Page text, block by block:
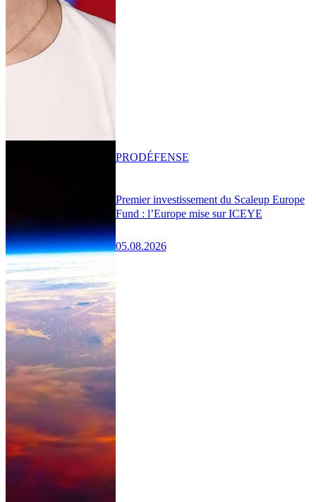
Premier investissement du Scaleup Europe
Fund : l’Europe mise sur ICEYE
05.08.2026
PRODÉFENSE